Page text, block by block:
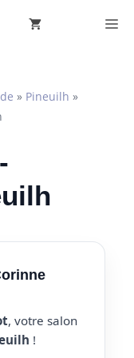
» Pineuilh »
, votre salon
!